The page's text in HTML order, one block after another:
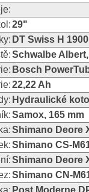
29"
DT Swiss H
Schwalbe
Bosch
22,22 Ah
Hydraulické
Samox, 165 mm
Shimano Deore
Shimano CS-
Shimano Deore
Shimano CN-
Post Moderne